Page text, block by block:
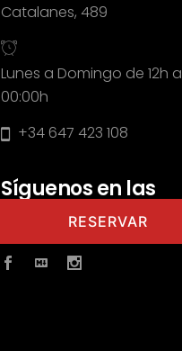
Catalanes, 489
Lunes a Domingo de 12h a
00:00h
+34 647 423 108
Síguenos en las
RESERVAR